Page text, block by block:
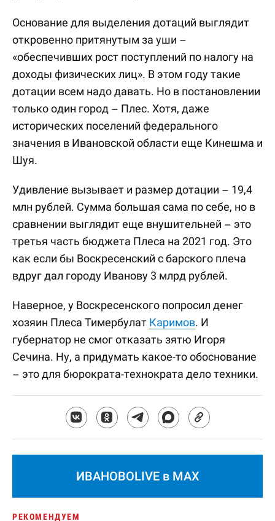
Основание для выделения дотаций выглядит
откровенно притянутым за уши –
«обеспечивших рост поступлений по налогу на
доходы физических лиц». В этом году такие
дотации всем надо давать. Но в постановлении
только один город – Плес. Хотя, даже
исторических поселений федерального
значения в Ивановской области еще Кинешма и
Шуя.
Удивление вызывает и размер дотации – 19,4
млн рублей. Сумма большая сама по себе, но в
сравнении выглядит еще внушительней – это
третья часть бюджета Плеса на 2021 год. Это
как если бы Воскресенский с барского плеча
вдруг дал городу Иванову 3 млрд рублей.
Наверное, у Воскресенского попросил денег
хозяин Плеса Тимербулат Каримов. И
губернатор не смог отказать зятю Игоря
Сечина. Ну, а придумать какое-то обоснование
– это для бюрократа-технократа дело техники.
ИВАНОВОLIVE в MAX
РЕКОМЕНДУЕМ